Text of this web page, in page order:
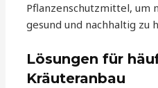
Pflanzenschutzmittel, um
gesund und nachhaltig zu
Lösungen für
Kräuteranbau